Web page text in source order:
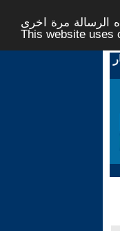
الرسالة مرة اخرى -
This website uses